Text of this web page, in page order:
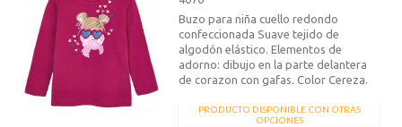
Buzo para niña cuello redondo
confeccionada Suave tejido de
algodón elástico. Elementos de
adorno: dibujo en la parte delantera
de corazon con gafas. Color Cereza.
PRODUCTO DISPONIBLE CON OTRAS
OPCIONES